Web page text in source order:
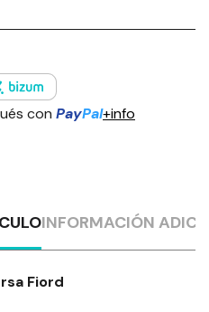
con PayPal+info
INFORMACIÓN
Fiord